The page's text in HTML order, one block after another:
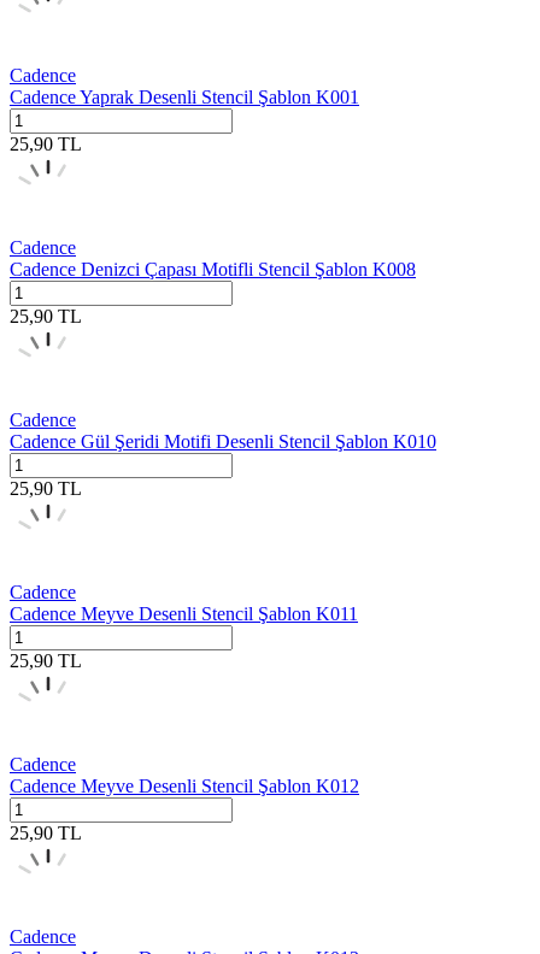
Cadence
Cadence Yaprak Desenli Stencil Şablon K001
25,90 TL
Cadence
Cadence Denizci Çapası Motifli Stencil Şablon K008
25,90 TL
Cadence
Cadence Gül Şeridi Motifi Desenli Stencil Şablon K010
25,90 TL
Cadence
Cadence Meyve Desenli Stencil Şablon K011
25,90 TL
Cadence
Cadence Meyve Desenli Stencil Şablon K012
25,90 TL
Cadence